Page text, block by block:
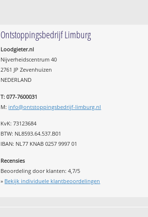
Ontstoppingsbedrijf Limburg
Loodgieter.nl
Nijverheidscentrum 40
2761 JP Zevenhuizen
NEDERLAND
T: 077-7600031
M: info@ontstoppingsbedrijf-limburg.nl
KvK: 73123684
BTW: NL8593.64.537.B01
IBAN: NL77 KNAB 0257 9997 01
Recensies
Beoordeling door klanten:4,7/5
» Bekijk individuele klantbeoordelingen